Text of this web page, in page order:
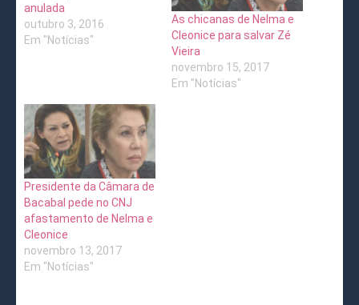
anulada
outubro 3, 2016
Em "Notícias"
As chicanas de Nelma e
Cleonice para salvar Zé
Vieira
novembro 15, 2017
Em "Notícias"
Presidente da Câmara de
Bacabal pede no CNJ
afastamento de Nelma e
Cleonice
novembro 13, 2017
Em "Notícias"